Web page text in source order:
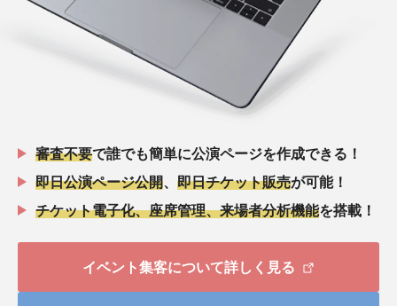
審査不要で誰でも簡単に公演ページを作成できる！
即日公演ページ公開
即日チケット販売が可能！
チケット電子化、座席管理、来場者分析機能を搭載！
イベント集客について詳しく見る